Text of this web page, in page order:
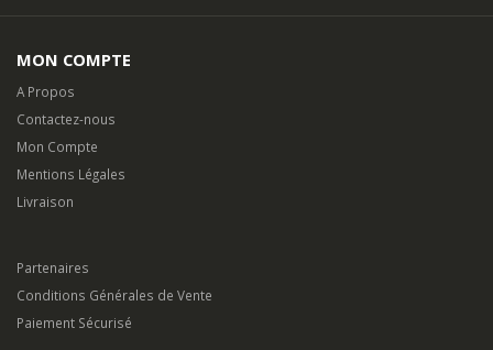
MON COMPTE
A Propos
Contactez-nous
Mon Compte
Mentions Légales
Livraison
Partenaires
Conditions Générales de Vente
Paiement Sécurisé